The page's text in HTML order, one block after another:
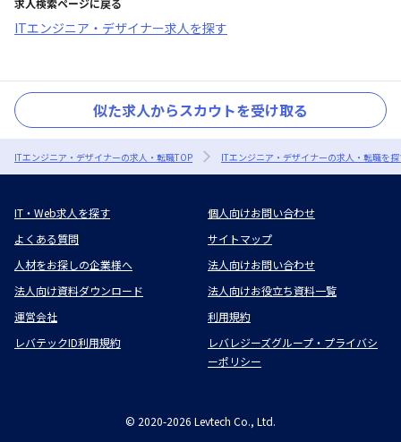
求人検索ページに戻る
ITエンジニア・デザイナー求人を探す
似た求人からスカウトを受け取る
ITエンジニア・デザイナーの求人・転職TOP ITエンジニア・デザイナーの求人・転職を
IT・Web求人を探す
個人向けお問い合わせ
よくある質問
サイトマップ
人材をお探しの企業様へ
法人向けお問い合わせ
法人向け資料ダウンロード
法人向けお役立ち資料一覧
運営会社
利用規約
レバテックID利用規約
レバレジーズグループ・プライバシ
ーポリシー
© 2020-2026 Levtech Co., Ltd.